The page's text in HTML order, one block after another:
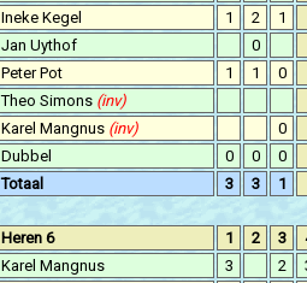
Ineke Kegel
1 2
1
Jan Uythof
0
Peter Pot
1 1
0
Theo Simons (inv)
Karel Mangnus (inv)
0
Dubbel
0 0
0
Totaal
3 3 1
Heren 6 1 2 3
Karel Mangnus
3 2